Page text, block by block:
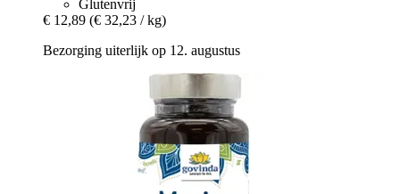
Glutenvrij
€ 12,89 (€ 32,23 / kg)
Bezorging uiterlijk op 12. augustus